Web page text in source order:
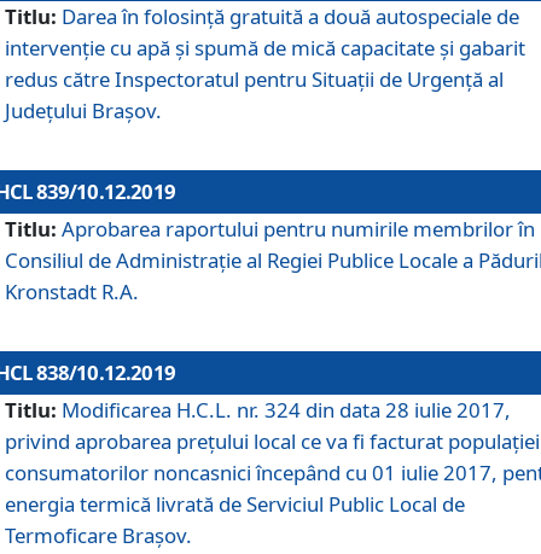
Titlu: Darea în folosință gratuită a două autospeciale de
intervenție cu apă și spumă de mică capacitate și gabarit
redus către Inspectoratul pentru Situaţii de Urgenţă al
Judeţului Brașov.
839/10.12.2019
Titlu: Aprobarea raportului pentru numirile membrilor în
Consiliul de Administraţie al Regiei Publice Locale a
Kronstadt R.A.
838/10.12.2019
Titlu: Modificarea H.C.L. nr. 324 din data 28 iulie 2017,
privind aprobarea preţului local ce va fi facturat
consumatorilor noncasnici începând cu 01 iulie 2017,
energia termică livrată de Serviciul Public Local de
Termoficare Braşov.